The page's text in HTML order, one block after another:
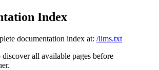
Index
documentation index at: /llms.txt
all available pages before